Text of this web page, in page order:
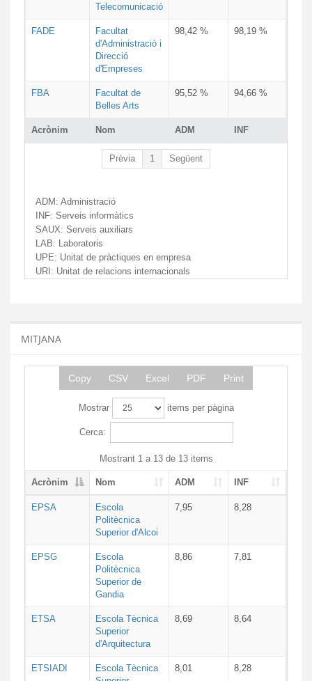
Acrònim Nom ADM INF
Telecomunicació
FADE
Facultat
d'Administració i
Direcció
d'Empreses
98,42 % 98,19 %
FBA
Facultat de
Belles Arts
95,52 % 94,66 %
Prèvia 1 Següent
ADM: Administració
INF: Serveis informàtics
SAUX: Serveis auxiliars
LAB: Laboratoris
UPE: Unitat de pràctiques en empresa
URI: Unitat de relacions internacionals
MITJANA
Copy CSV Excel PDF Print
Mostrar items per pàgina
Cerca:
Mostrant 1 a 13 de 13 items
Acrònim Nom ADM INF
EPSA
Escola
Politècnica
Superior d'Alcoi
7,95 8,28
EPSG
Escola
Politècnica
Superior de
Gandia
8,86 7,81
ETSA
Escola Tècnica
Superior
d'Arquitectura
8,69 8,64
ETSIADI
Escola Tècnica
8,01 8,28